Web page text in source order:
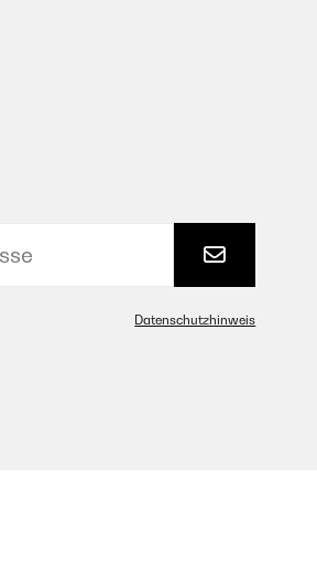
Datenschutzhinweis